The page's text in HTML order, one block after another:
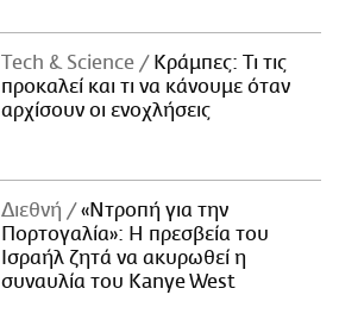
Τech & Science
Κράμπες: Τι τις
προκαλεί και τι να κάνουμε όταν
αρχίσουν οι ενοχλήσεις
Διεθνή
«Ντροπή για την
Πορτογαλία»: Η πρεσβεία του
Ισραήλ ζητά να ακυρωθεί η
συναυλία του Kanye West